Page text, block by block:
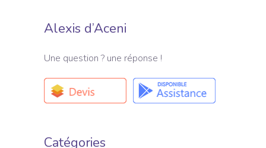
Alexis d’Aceni
Une question ? une réponse !
Catégories